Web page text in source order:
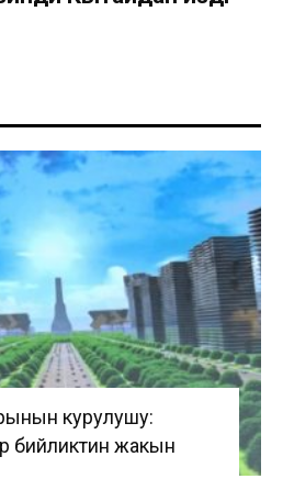
курулушу:
бийликтин жакын